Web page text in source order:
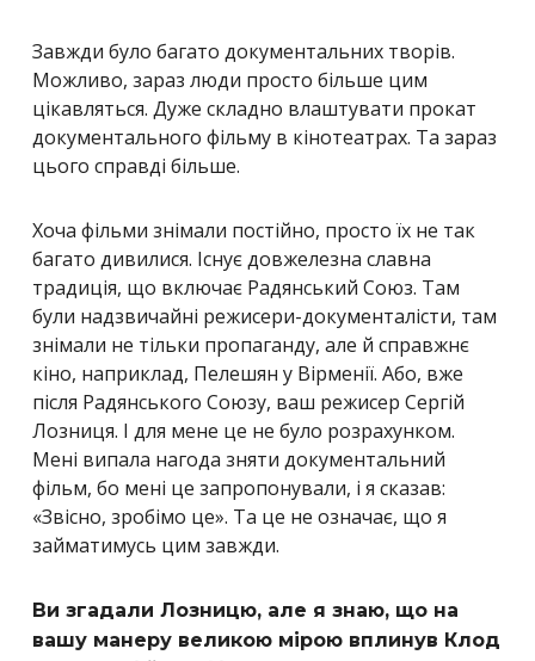
Завжди було багато документальних творів.
Можливо, зараз люди просто більше цим
цікавляться. Дуже складно влаштувати прокат
документального фільму в кінотеатрах. Та зараз
цього справді більше.
Хоча фільми знімали постійно, просто їх не так
багато дивилися. Існує довжелезна славна
традиція, що включає Радянський Союз. Там
були надзвичайні режисери-документалісти, там
знімали не тільки пропаганду, але й справжнє
кіно, наприклад, Пелешян у Вірменії. Або, вже
після Радянського Союзу, ваш режисер Сергій
Лозниця. І для мене це не було розрахунком.
Мені випала нагода зняти документальний
фільм, бо мені це запропонували, і я сказав:
«Звісно, зробімо це». Та це не означає, що я
займатимусь цим завжди.
Ви згадали Лозницю, але я знаю, що на
вашу манеру великою мірою вплинув Клод